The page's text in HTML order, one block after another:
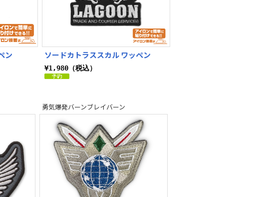
ン ソードカトラススカル ワッペン
¥1,980（税込）
勇気爆発バーンブレイバーン